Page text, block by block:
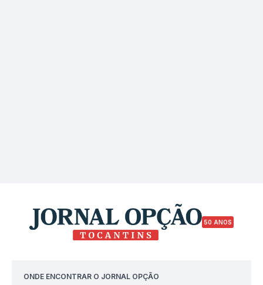
50 ANOS
ONDE ENCONTRAR O JORNAL OPÇÃO